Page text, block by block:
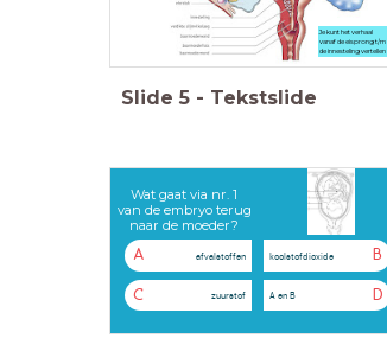
Je kunt het verhaal
vanaf de eisprong t/m
de innesteling vertellen
Slide 5 - Tekstslide
Wat gaat via nr. 1
van de embryo terug
naar de moeder?
A afvalstoffen B
koolstofdioxide
C zuurstof D
A en B